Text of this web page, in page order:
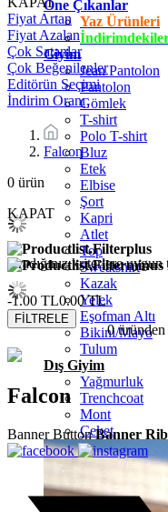
Öne Çıkanlar
Yaz Ürünleri
Giyim
Jean Pantolon
Pantolon
Gömlek
T-shirt
Polo T-shirt
Bluz
Etek
Elbise
Şort
Kapri
Atlet
Top
Sweatshirt
Kazak
Yelek
Eşofman Altı
Bikini/Mayo
Tulum
Dış Giyim
Yağmurluk
Trenchcoat
Mont
Ceket
Fiyat Artan
Fiyat Azalan
Çok Satanlar
Çok Beğenilenler
Editörün Seçimi
İndirim Oranı
Falcon
0 ürün
KAPAT
-1.00 TL0.00 TL
FİLTRELE
Aradığınız kriterlere uygun
0 üründen
Falcon
Banner Button Banner